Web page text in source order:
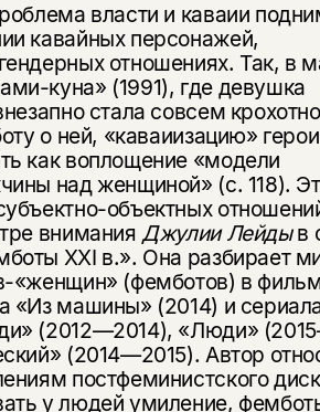
власти и каваии
кавайных персонажей,
отношениях. Так, в
куна» (1991), где девушка
стала совсем
о ней, «каваиизацию»
как воплощение «модели
над женщиной» (с. 118).
объектных
внимания Джулии Лейдыв
XXI в.». Она разбирает
«женщин» (фемботов) в
«Из машины» (2014) и
(2012—2014), «Люди»
(2014—2015). Автор
постфеминистского
у людей умиление,